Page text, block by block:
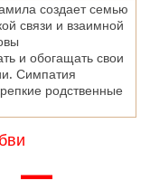
создает семью
связи и взаимной
и обогащать свои
Симпатия
родственные
—